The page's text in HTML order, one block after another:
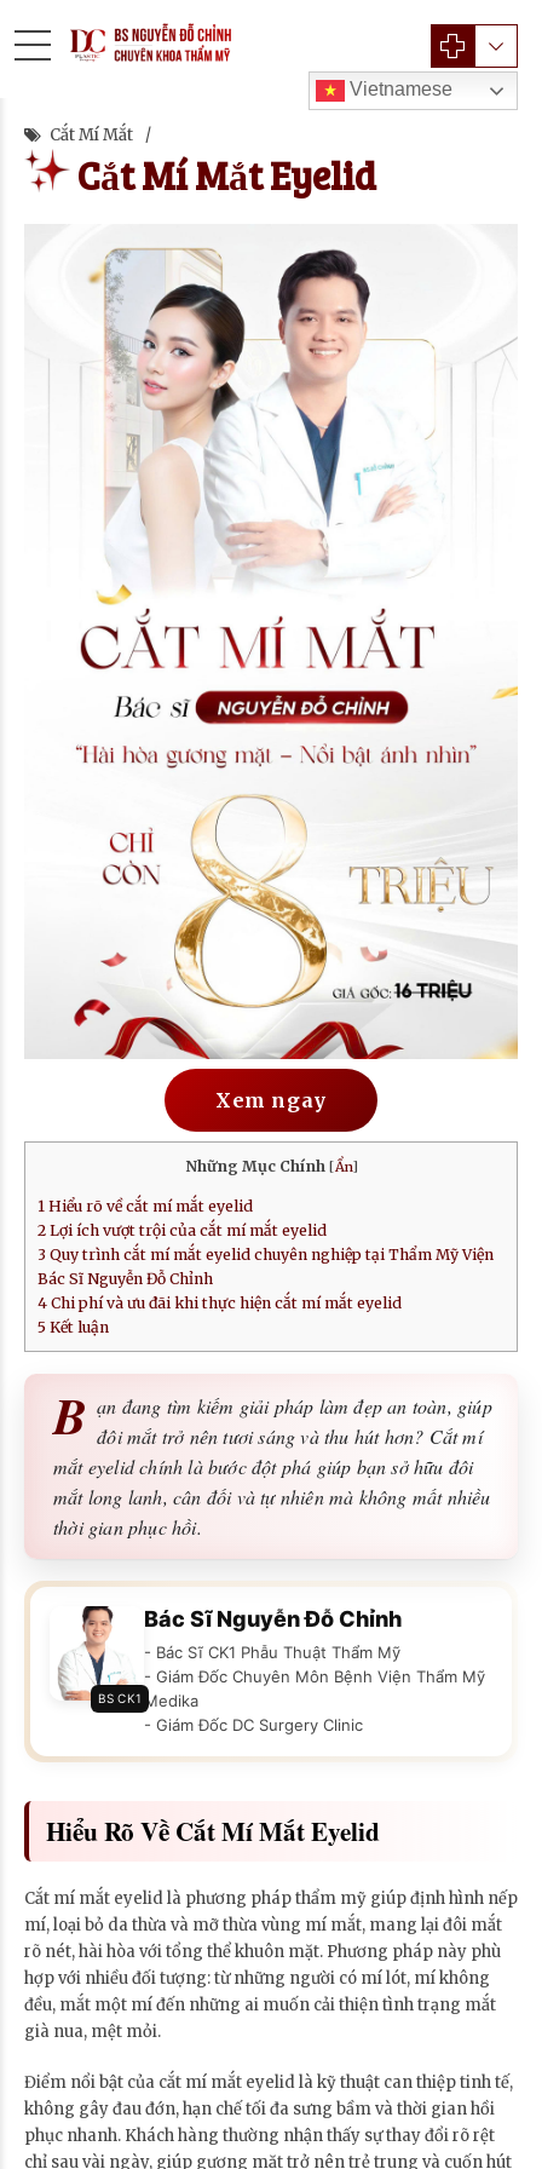
Vietnamese
Cắt Mí Mắt
Cắt Mí Mắt Eyelid
Xem ngay
Những Mục Chính [Ẩn]
1 Hiểu rõ về cắt mí mắt eyelid
2 Lợi ích vượt trội của cắt mí mắt eyelid
3 Quy trình cắt mí mắt eyelid chuyên nghiệp tại Thẩm Mỹ Viện
Bác Sĩ Nguyễn Đỗ Chỉnh
4 Chi phí và ưu đãi khi thực hiện cắt mí mắt eyelid
5 Kết luận
B ạn đang tìm kiếm giải pháp làm đẹp an toàn, giúp
đôi mắt trở nên tươi sáng và thu hút hơn? Cắt mí
mắt eyelid chính là bước đột phá giúp bạn sở hữu đôi
mắt long lanh, cân đối và tự nhiên mà không mất nhiều
thời gian phục hồi.
BS CK1
Bác Sĩ Nguyễn Đỗ Chỉnh
- Bác Sĩ CK1 Phẫu Thuật Thẩm Mỹ
- Giám Đốc Chuyên Môn Bệnh Viện Thẩm Mỹ
Medika
- Giám Đốc DC Surgery Clinic
Hiểu Rõ Về Cắt Mí Mắt Eyelid
Cắt mí mắt eyelid là phương pháp thẩm mỹ giúp định hình nếp
mí, loại bỏ da thừa và mỡ thừa vùng mí mắt, mang lại đôi mắt
rõ nét, hài hòa với tổng thể khuôn mặt. Phương pháp này phù
hợp với nhiều đối tượng: từ những người có mí lót, mí không
đều, mắt một mí đến những ai muốn cải thiện tình trạng mắt
già nua, mệt mỏi.
Điểm nổi bật của cắt mí mắt eyelid là kỹ thuật can thiệp tinh tế,
không gây đau đớn, hạn chế tối đa sưng bầm và thời gian hồi
phục nhanh. Khách hàng thường nhận thấy sự thay đổi rõ rệt
chỉ sau vài ngày, giúp gương mặt trở nên trẻ trung và cuốn hút